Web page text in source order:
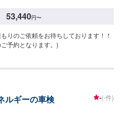
53,440円〜
りのご依頼をお待ちしております！！
予約となります。)
ルギーの車検 -(-件)